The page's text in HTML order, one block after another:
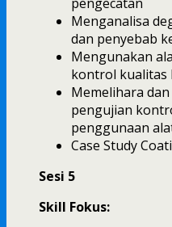
Menganalisa
dan penyebab
Mengunakan
kontrol kualitas
Memelihara
pengujian
penggunaan
Case Study
Sesi 5
Skill Fokus: